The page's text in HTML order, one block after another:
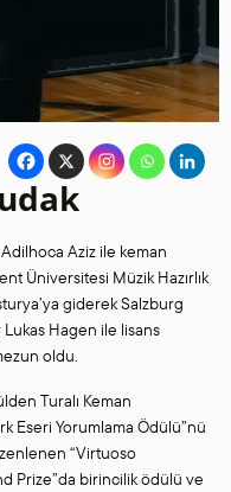
Adilhoca Aziz ile keman
Üniversitesi Müzik Hazırlık
giderek Salzburg
Hagen ile lisans
oldu.
Turalı Keman
Eseri Yorumlama Ödülü”nü
“Virtuoso
Prize”da birincilik ödülü ve